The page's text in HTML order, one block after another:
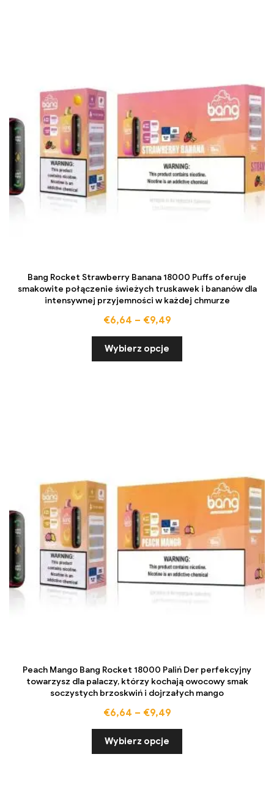
Bang Rocket Strawberry Banana 18000 Puffs oferuje
smakowite połączenie świeżych truskawek i bananów dla
intensywnej przyjemności w każdej chmurze
€6,64 – €9,49
Wybierz opcje
Peach Mango Bang Rocket 18000 Paliń Der perfekcyjny
towarzysz dla palaczy, którzy kochają owocowy smak
soczystych brzoskwiń i dojrzałych mango
€6,64 – €9,49
Wybierz opcje